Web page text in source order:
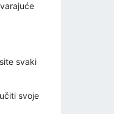
svaki
svoje